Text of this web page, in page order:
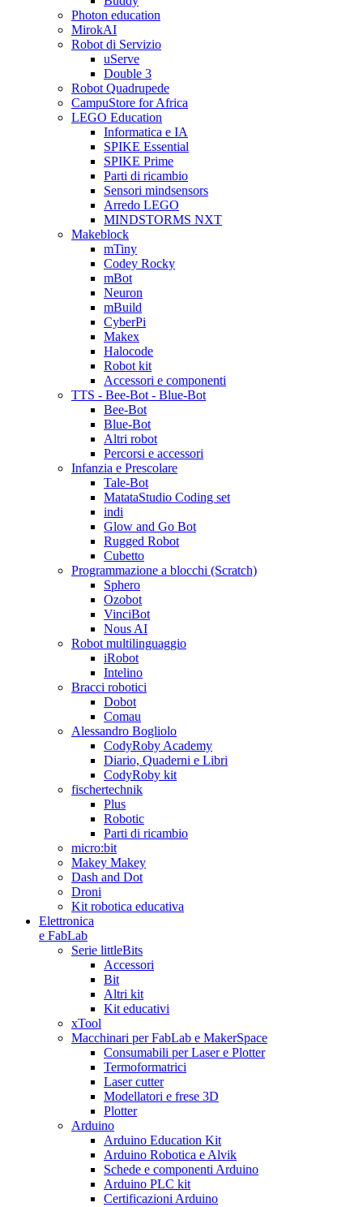
Photon education
MirokAI
Robot di Servizio
uServe
Double 3
Robot Quadrupede
CampuStore for Africa
LEGO Education
Informatica e IA
SPIKE Essential
SPIKE Prime
Parti di ricambio
Sensori mindsensors
Arredo LEGO
MINDSTORMS NXT
Makeblock
mTiny
Codey Rocky
mBot
Neuron
mBuild
CyberPi
Makex
Halocode
Robot kit
Accessori e componenti
TTS - Bee-Bot - Blue-Bot
Bee-Bot
Blue-Bot
Altri robot
Percorsi e accessori
Infanzia e Prescolare
Tale-Bot
MatataStudio Coding set
indi
Glow and Go Bot
Rugged Robot
Cubetto
Programmazione a blocchi (Scratch)
Sphero
Ozobot
VinciBot
Nous AI
Robot multilinguaggio
iRobot
Intelino
Bracci robotici
Dobot
Comau
Alessandro Bogliolo
CodyRoby Academy
Diario, Quaderni e Libri
CodyRoby kit
fischertechnik
Plus
Robotic
Parti di ricambio
micro:bit
Makey Makey
Dash and Dot
Droni
Kit robotica educativa
Elettronica
e FabLab
Serie littleBits
Accessori
Bit
Altri kit
Kit educativi
xTool
Macchinari per FabLab e MakerSpace
Consumabili per Laser e Plotter
Termoformatrici
Laser cutter
Modellatori e frese 3D
Plotter
Arduino
Arduino Education Kit
Arduino Robotica e Alvik
Schede e componenti Arduino
Arduino PLC kit
Certificazioni Arduino